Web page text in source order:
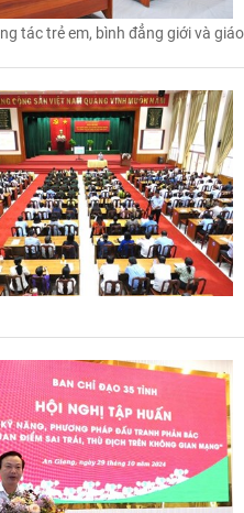
tác trẻ em, bình đẳng giới và